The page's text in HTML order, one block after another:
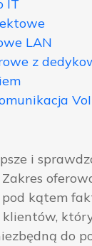
IT
LAN
z
i
kątem
do